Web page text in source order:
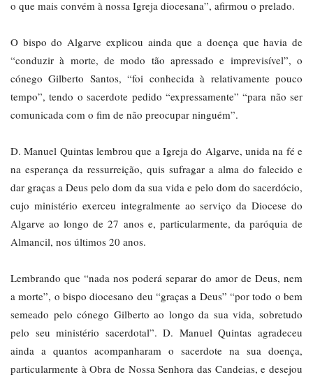
o que mais convém à nossa Igreja diocesana”, afirmou o prelado.
O bispo do Algarve explicou ainda que a doença que havia de
“conduzir à morte, de modo tão apressado e imprevisível”, o
cónego Gilberto Santos, “foi conhecida à relativamente pouco
tempo”, tendo o sacerdote pedido “expressamente” “para não ser
comunicada com o fim de não preocupar ninguém”.
D. Manuel Quintas lembrou que a Igreja do Algarve, unida na fé e
na esperança da ressurreição, quis sufragar a alma do falecido e
dar graças a Deus pelo dom da sua vida e pelo dom do sacerdócio,
cujo ministério exerceu integralmente ao serviço da Diocese do
Algarve ao longo de 27 anos e, particularmente, da paróquia de
Almancil, nos últimos 20 anos.
Lembrando que “nada nos poderá separar do amor de Deus, nem
a morte”, o bispo diocesano deu “graças a Deus” “por todo o bem
semeado pelo cónego Gilberto ao longo da sua vida, sobretudo
pelo seu ministério sacerdotal”. D. Manuel Quintas agradeceu
ainda a quantos acompanharam o sacerdote na sua doença,
particularmente à Obra de Nossa Senhora das Candeias, e desejou